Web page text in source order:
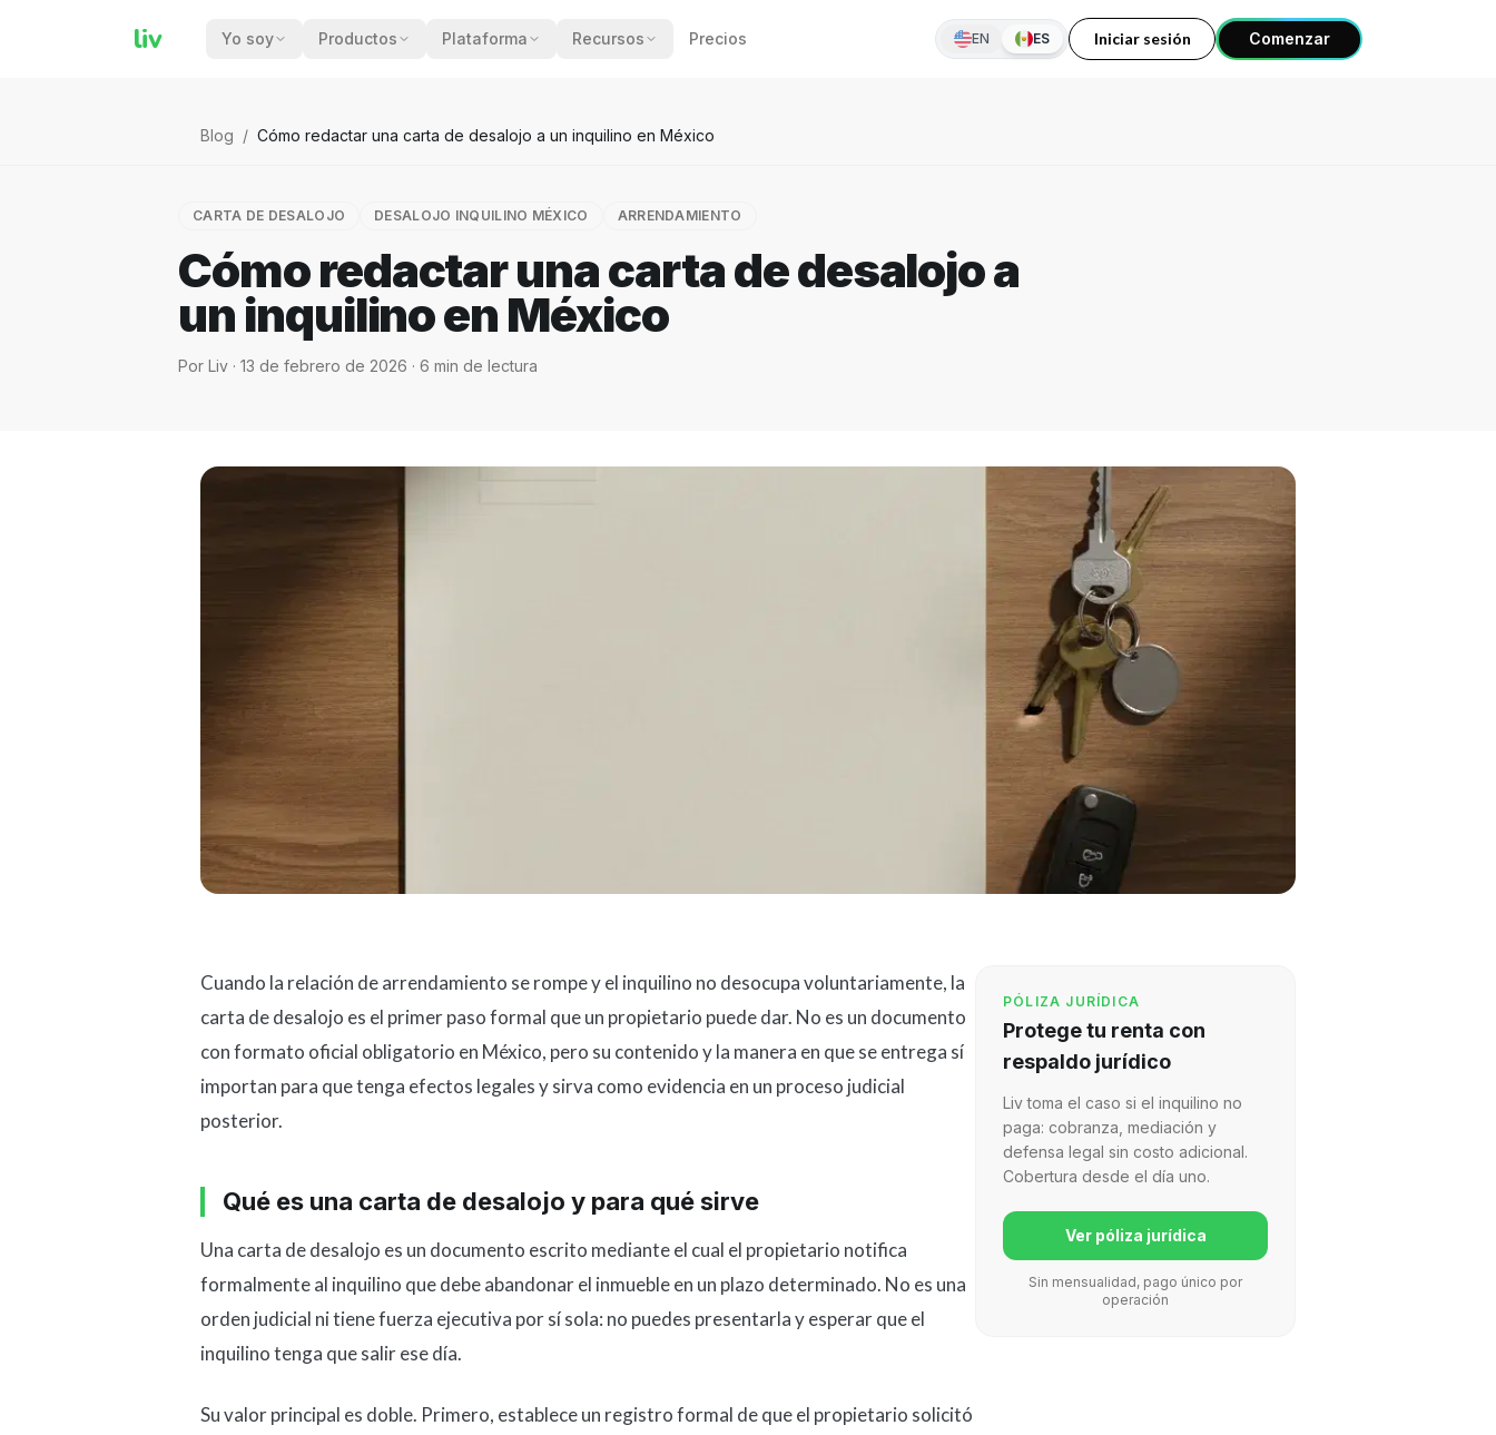
liv Yo soy Productos Plataforma Recursos Precios EN ES Iniciar sesión Comenzar
Blog / Cómo redactar una carta de desalojo a un inquilino en México
CARTA DE DESALOJO DESALOJO INQUILINO MÉXICO ARRENDAMIENTO
Cómo redactar una carta de desalojo a
un inquilino en México
Por Liv · 13 de febrero de 2026 · 6 min de lectura
Cuando la relación de arrendamiento se rompe y el inquilino no desocupa voluntariamente, la
carta de desalojo es el primer paso formal que un propietario puede dar. No es un documento
con formato oficial obligatorio en México, pero su contenido y la manera en que se entrega sí
importan para que tenga efectos legales y sirva como evidencia en un proceso judicial
posterior.
Qué es una carta de desalojo y para qué sirve
Una carta de desalojo es un documento escrito mediante el cual el propietario notifica
formalmente al inquilino que debe abandonar el inmueble en un plazo determinado. No es una
orden judicial ni tiene fuerza ejecutiva por sí sola: no puedes presentarla y esperar que el
inquilino tenga que salir ese día.
Su valor principal es doble. Primero, establece un registro formal de que el propietario solicitó
PÓLIZA JURÍDICA
Protege tu renta con
respaldo jurídico
Liv toma el caso si el inquilino no
paga: cobranza, mediación y
defensa legal sin costo adicional.
Cobertura desde el día uno.
Ver póliza jurídica
Sin mensualidad, pago único por
operación